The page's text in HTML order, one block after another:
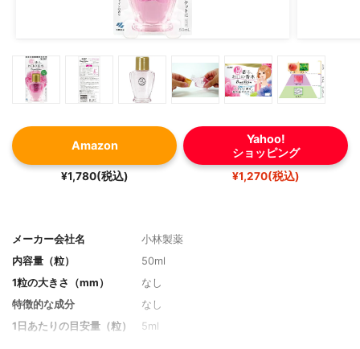
Amazon
¥1,780(税込)
Yahoo!
ショッピング
¥1,270(税込)
メーカー会社名
小林製薬
内容量（粒）
50ml
1粒の大きさ（mm）
なし
特徴的な成分
なし
1日あたりの目安量（粒）
5ml